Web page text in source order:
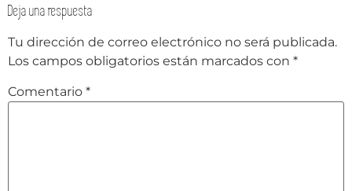
Deja una respuesta
Tu dirección de correo electrónico no será publicada.
Los campos obligatorios están marcados con *
Comentario *